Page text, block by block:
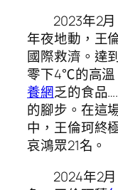
2023年2
年夜地動，王
國際救濟。達
零下4℃的高溫
養網乏的食品
的腳步。在這
中，王倫珂終
哀鴻眾21名。
2024年2